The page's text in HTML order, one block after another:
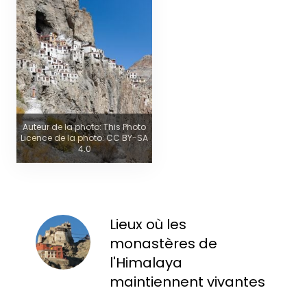
Auteur de la photo: This Photo
Licence de la photo: CC BY-SA
4.0
Lieux où les
monastères de
l'Himalaya
maintiennent vivantes